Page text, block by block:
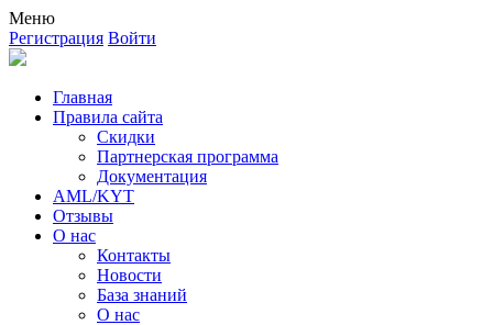
Меню
Регистрация Войти
Главная
Правила сайта
Скидки
Партнерская программа
Документация
AML/KYT
Отзывы
О нас
Контакты
Новости
База знаний
О нас